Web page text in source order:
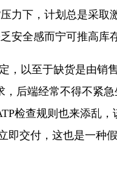
力下，计划总是采取
安全感而宁可推高库存
以至于缺货是由销
后端经常不得不紧急
检查规则也来添乱
即交付，这也是一种